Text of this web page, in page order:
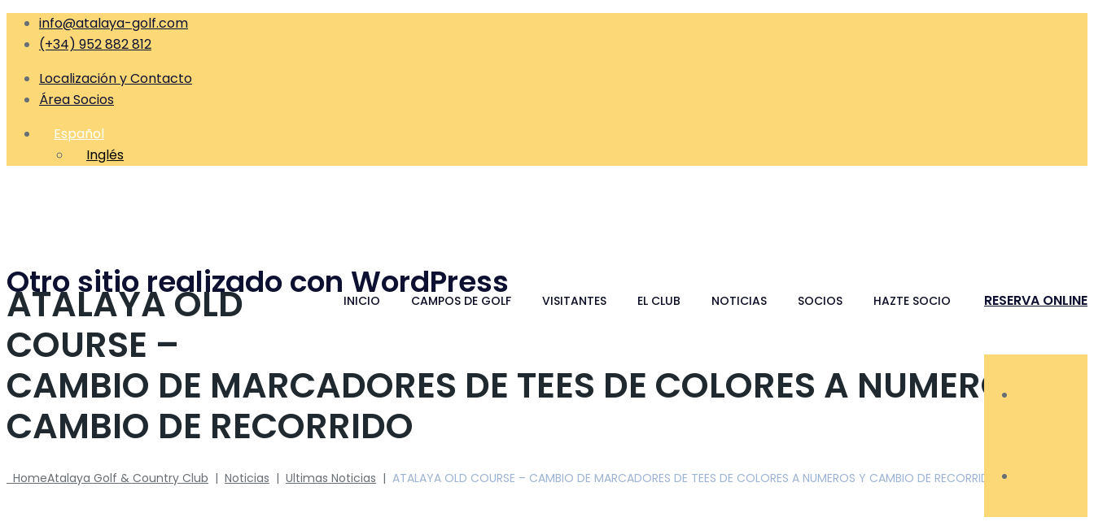
info@atalaya-golf.com
(+34) 952 882 812
Localización y Contacto
Área Socios
Español
Inglés
Otro sitio realizado con WordPress RESERVA ONLINE
INICIO CAMPOS DE GOLF VISITANTES EL CLUB NOTICIAS SOCIOS HAZTE SOCIO
ATALAYA OLD
COURSE –
CAMBIO DE MARCADORES DE TEES DE COLORES A NUMEROS Y
CAMBIO DE RECORRIDO
HomeAtalaya Golf & Country Club | Noticias | Ultimas Noticias | ATALAYA OLD COURSE – CAMBIO DE MARCADORES DE TEES DE COLORES A NUMEROS Y CAMBIO DE RECORRIDO